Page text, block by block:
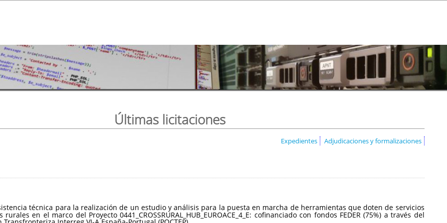
Últimas licitaciones
Expedientes Adjudicaciones y formalizaciones
técnica para la realización de un estudio y análisis para la puesta en marcha de herramientas que doten de servicios
en el marco del Proyecto 0441_CROSSRURAL_HUB_EUROACE_4_E: cofinanciado con fondos FEDER (75%) a través del